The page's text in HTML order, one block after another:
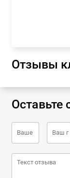
Отзывы
Оставьте